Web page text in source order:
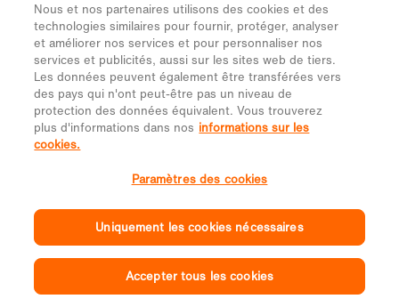
Nous et nos partenaires utilisons des cookies et des
technologies similaires pour fournir, protéger, analyser
et améliorer nos services et pour personnaliser nos
services et publicités, aussi sur les sites web de tiers.
Les données peuvent également être transférées vers
des pays qui n'ont peut-être pas un niveau de
protection des données équivalent. Vous trouverez
plus d'informations dans nos informations sur les
cookies.
Paramètres des cookies
Uniquement les cookies nécessaires
Accepter tous les cookies